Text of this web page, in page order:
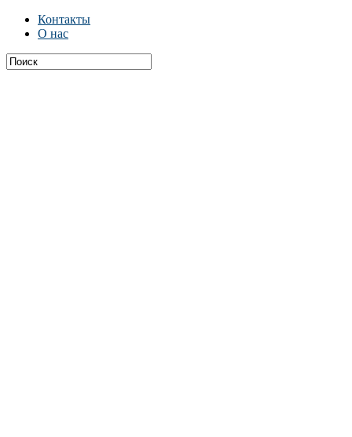
Контакты
О нас